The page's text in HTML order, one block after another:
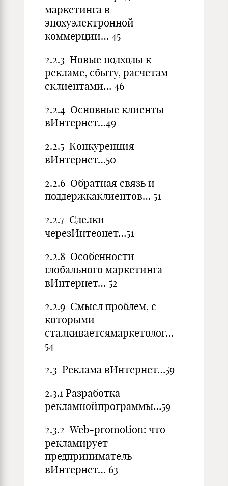
маркетинга в
эпохуэлектронной
коммерции… 45
2.2.3 Новые подходы к
рекламе, сбыту, расчетам
склиентами… 46
2.2.4 Основные клиенты
вИнтернет…49
2.2.5 Конкуренция
вИнтернет…50
2.2.6 Обратная связь и
поддержкаклиентов… 51
2.2.7 Сделки
черезИнтеонет…51
2.2.8 Особенности
глобального маркетинга
вИнтернет… 52
2.2.9 Смысл проблем, с
которыми
сталкиваетсямаркетолог…
54
2.3 Реклама вИнтернет…59
2.3.1 Разработка
рекламнойпрограммы…59
2.3.2 Web-promotion: что
рекламирует
предприниматель
вИнтернет… 63